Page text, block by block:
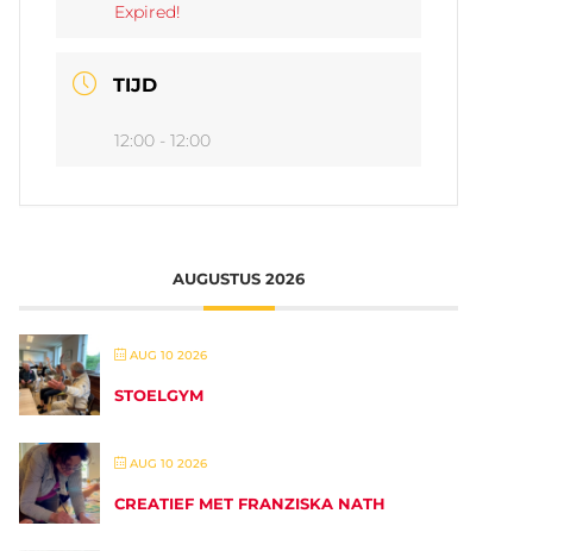
Expired!
TIJD
12:00 - 12:00
AUGUSTUS 2026
AUG 10 2026
STOELGYM
AUG 10 2026
CREATIEF MET FRANZISKA NATH